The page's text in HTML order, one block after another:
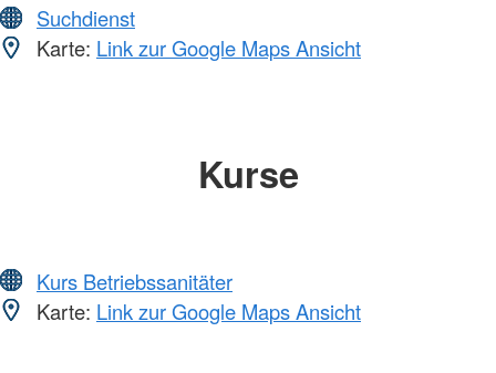
Suchdienst
Karte: Link zur Google Maps Ansicht
Kurse
Kurs Betriebssanitäter
Karte: Link zur Google Maps Ansicht